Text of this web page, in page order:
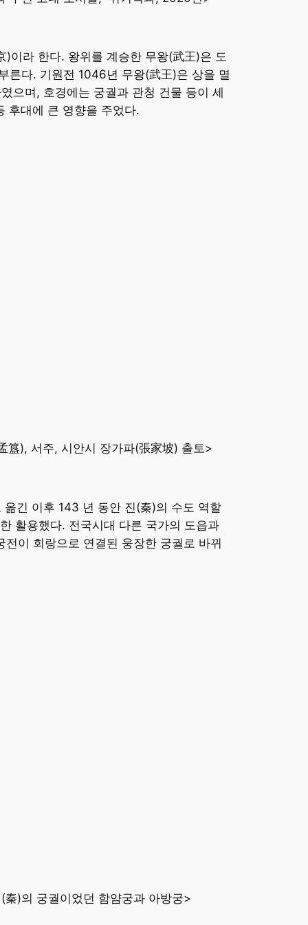
이라 한다. 왕위를 계승한 무왕(武王)은 도
른다. 기원전 1046년 무왕(武王)은 상을 멸
으며, 호경에는 궁궐과 관청 건물 등이 세
후대에 큰 영향을 주었다.
簋), 서주, 시안시 장가파(張家坡) 출토>
긴 이후 143 년 동안 진(秦)의 수도 역할
활용했다. 전국시대 다른 국가의 도읍과
이 회랑으로 연결된 웅장한 궁궐로 바뀌
秦)의 궁궐이었던 함얌궁과 아방궁>